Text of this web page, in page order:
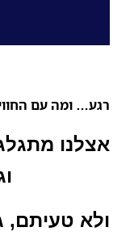
רגע… ומה עם
אצלנו
ולא טעיתם,